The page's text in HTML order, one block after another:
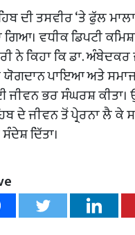
ਦੀ ਤਸਵੀਰ ‘ਤੇ ਫੁੱਲ
ਗਿਆ। ਵਧੀਕ ਡਿਪਟੀ
ਨੇ ਕਿਹਾ ਕਿ ਡਾ. ਅੰਬੇਦਕਰ
ਯੋਗਦਾਨ ਪਾਇਆ ਅਤੇ
ਭਰ ਸੰਘਰਸ਼ ਕੀਤਾ।
ਦੇ ਜੀਵਨ ਤੋਂ ਪ੍ਰੇਰਨਾ ਲੈ ਕੇ
ਦਿੱਤਾ।